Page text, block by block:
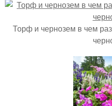
Торф и чернозем в чем